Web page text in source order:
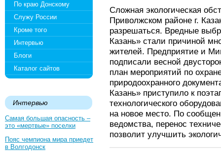
По краю Донскому
Служу России
Кроме того
Интервью
Блоги
Каталог сайтов
Интервью
Самая большая опасность –
это «мертвые» поселки
Пояс чемпиона мира приедет
в Волгодонск
Сложная экологическая
Приволжском районе г.
разрешаться. Вредные
Казань» стали причиной
жителей. Предприятие и
подписали весной
план мероприятий по
природоохранного
Казань» приступило к
технологического
на новое место. По
ведомства, перенос
позволит улучшить